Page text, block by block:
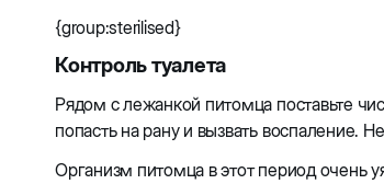
{group:sterilised}
Контроль туалета
Рядом с лежанкой питомца поставьте
попасть на рану и вызвать воспаление.
Организм питомца в этот период очень